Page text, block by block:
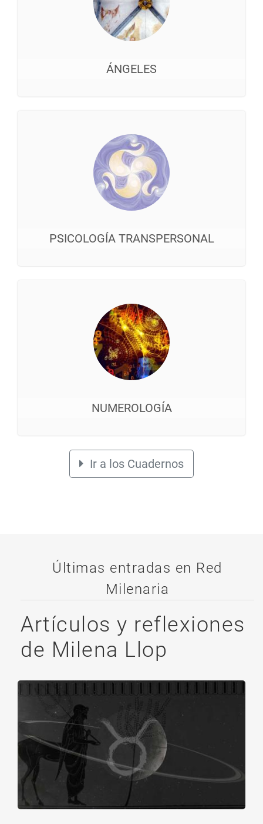
ÁNGELES
PSICOLOGÍA TRANSPERSONAL
NUMEROLOGÍA
Ir a los Cuadernos
Últimas entradas en Red
Milenaria
Artículos y reflexiones
de Milena Llop